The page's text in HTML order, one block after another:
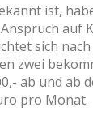
ist,
auf
sich
zwei
ab und ab
pro Monat.